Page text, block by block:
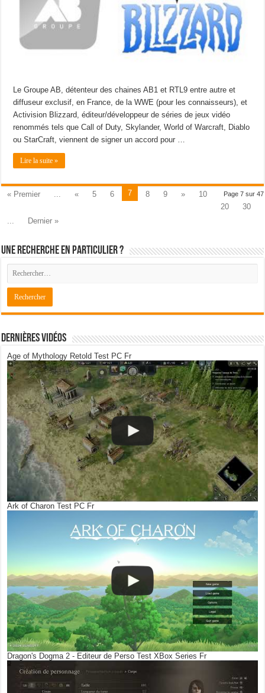
Le Groupe AB, détenteur des chaines AB1 et RTL9 entre autre et
diffuseur exclusif, en France, de la WWE (pour les connaisseurs), et
Activision Blizzard, éditeur/développeur de séries de jeux vidéo
renommés tels que Call of Duty, Skylander, World of Warcraft, Diablo
ou StarCraft, viennent de signer un accord pour …
Lire la suite »
Page 7 sur 47
« Premier « 5 6 7 8 9 »
10
20
30
Dernier »
Une recherche en particulier ?
Dernières Vidéos
Age of Mythology Retold Test PC Fr
Ark of Charon Test PC Fr
Dragon's Dogma 2 - Editeur de Perso Test XBox Series Fr